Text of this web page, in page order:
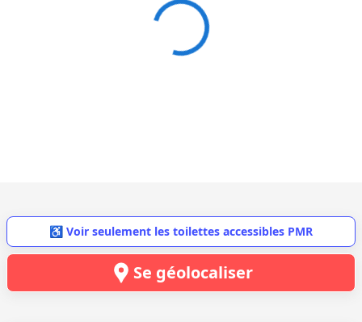
♿ Voir seulement les toilettes accessibles PMR
Se géolocaliser